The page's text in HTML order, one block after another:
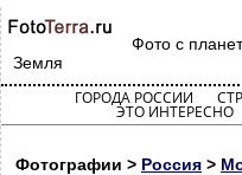
Фото с
Земля
ГОРОДА РОССИИ
ЭТО ИНТЕРЕСНО
Фотографии > Россия >